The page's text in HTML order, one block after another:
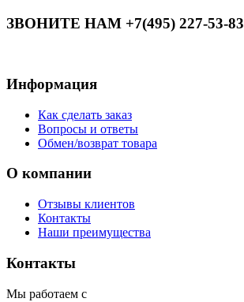
ЗВОНИТЕ НАМ +7(495) 227-53-83
Информация
Как сделать заказ
Вопросы и ответы
Обмен/возврат товара
О компании
Отзывы клиентов
Контакты
Наши преимущества
Контакты
Мы работаем с